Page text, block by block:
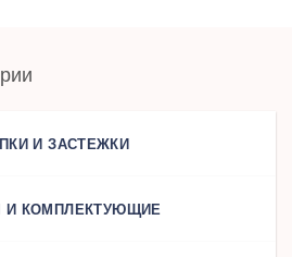
И ЗАСТЕЖКИ
И КОМПЛЕКТУЮЩИЕ